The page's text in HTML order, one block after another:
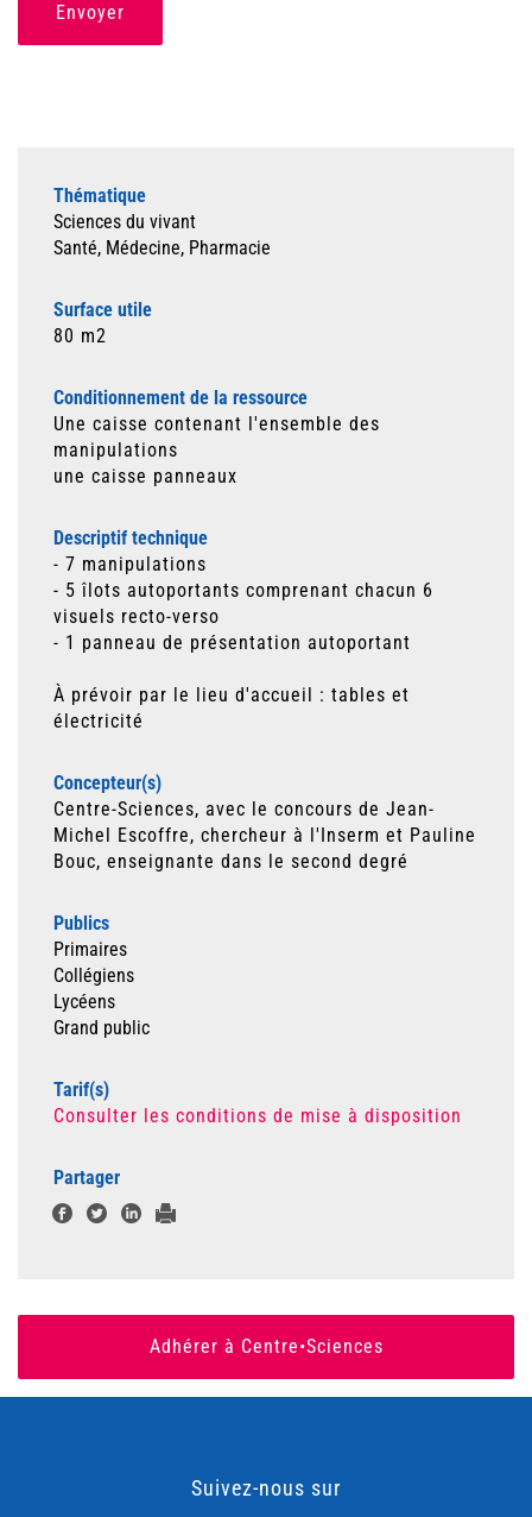
Envoyer
Thématique
Sciences du vivant
Santé, Médecine, Pharmacie
Surface utile
80 m2
Conditionnement de la ressource
Une caisse contenant l'ensemble des
manipulations
une caisse panneaux
Descriptif technique
- 7 manipulations
- 5 îlots autoportants comprenant chacun 6
visuels recto-verso
- 1 panneau de présentation autoportant
À prévoir par le lieu d'accueil : tables et
électricité
Concepteur(s)
Centre-Sciences, avec le concours de Jean-
Michel Escoffre, chercheur à l'Inserm et Pauline
Bouc, enseignante dans le second degré
Publics
Primaires
Collégiens
Lycéens
Grand public
Tarif(s)
Consulter les conditions de mise à disposition
Partager
Adhérer à Centre•Sciences
Suivez-nous sur